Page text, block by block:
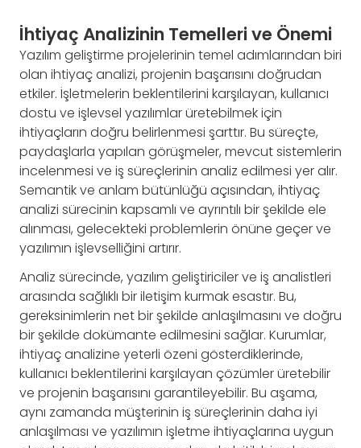
İhtiyaç Analizinin Temelleri ve Önemi
Yazılım geliştirme projelerinin temel adımlarından biri
olan ihtiyaç analizi, projenin başarısını doğrudan
etkiler. İşletmelerin beklentilerini karşılayan, kullanıcı
dostu ve işlevsel yazılımlar üretebilmek için
ihtiyaçların doğru belirlenmesi şarttır. Bu süreçte,
paydaşlarla yapılan görüşmeler, mevcut sistemlerin
incelenmesi ve iş süreçlerinin analiz edilmesi yer alır.
Semantik ve anlam bütünlüğü açısından, ihtiyaç
analizi sürecinin kapsamlı ve ayrıntılı bir şekilde ele
alınması, gelecekteki problemlerin önüne geçer ve
yazılımın işlevselliğini artırır.
Analiz sürecinde, yazılım geliştiriciler ve iş analistleri
arasında sağlıklı bir iletişim kurmak esastır. Bu,
gereksinimlerin net bir şekilde anlaşılmasını ve doğru
bir şekilde dokümante edilmesini sağlar. Kurumlar,
ihtiyaç analizine yeterli özeni gösterdiklerinde,
kullanıcı beklentilerini karşılayan çözümler üretebilir
ve projenin başarısını garantileyebilir. Bu aşama,
aynı zamanda müşterinin iş süreçlerinin daha iyi
anlaşılması ve yazılımın işletme ihtiyaçlarına uygun